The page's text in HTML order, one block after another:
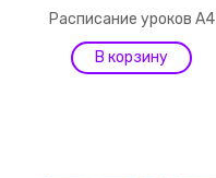
Расписание уроков А4